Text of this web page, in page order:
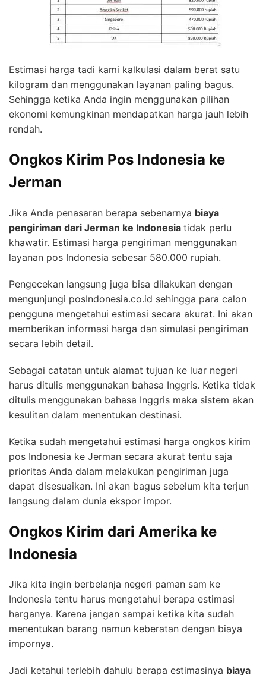
Estimasi harga tadi kami kalkulasi dalam berat satu
kilogram dan menggunakan layanan paling bagus.
Sehingga ketika Anda ingin menggunakan pilihan
ekonomi kemungkinan mendapatkan harga jauh lebih
rendah.
Ongkos Kirim Pos Indonesia ke
Jerman
Jika Anda penasaran berapa sebenarnya biaya
pengiriman dari Jerman ke Indonesia tidak perlu
khawatir. Estimasi harga pengiriman menggunakan
layanan pos Indonesia sebesar 580.000 rupiah.
Pengecekan langsung juga bisa dilakukan dengan
mengunjungi posIndonesia.co.id sehingga para calon
pengguna mengetahui estimasi secara akurat. Ini akan
memberikan informasi harga dan simulasi pengiriman
secara lebih detail.
Sebagai catatan untuk alamat tujuan ke luar negeri
harus ditulis menggunakan bahasa Inggris. Ketika tidak
ditulis menggunakan bahasa Inggris maka sistem akan
kesulitan dalam menentukan destinasi.
Ketika sudah mengetahui estimasi harga ongkos kirim
pos Indonesia ke Jerman secara akurat tentu saja
prioritas Anda dalam melakukan pengiriman juga
dapat disesuaikan. Ini akan bagus sebelum kita terjun
langsung dalam dunia ekspor impor.
Ongkos Kirim dari Amerika ke
Indonesia
Jika kita ingin berbelanja negeri paman sam ke
Indonesia tentu harus mengetahui berapa estimasi
harganya. Karena jangan sampai ketika kita sudah
menentukan barang namun keberatan dengan biaya
impornya.
Jadi ketahui terlebih dahulu berapa estimasinya biaya